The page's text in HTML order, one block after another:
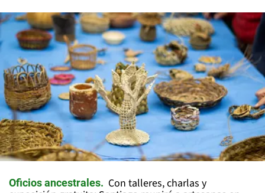
Oficios ancestrales
Con talleres, charlas y